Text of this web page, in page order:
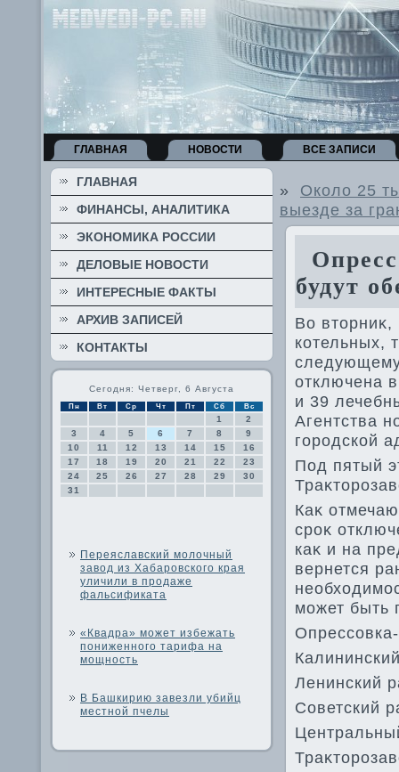
ГЛАВНАЯ НОВОСТИ ВСЕ ЗАПИСИ
ГЛАВНАЯ
ФИНАНСЫ, АНАЛИТИКА
ЭКОНОМИКА РОССИИ
ДЕЛОВЫЕ НОВОСТИ
ИНТЕРЕСНЫЕ ФАКТЫ
АРХИВ ЗАПИСЕЙ
КОНТАКТЫ
Сегодня: Четверг, 6 Августа
Пн Вт Ср Чт Пт Сб Вс
1
2
3
4 5 6 7 8
9
10
11 12 13 14 15
16
17
18 19 20 21 22
23
24
25 26 27 28 29
30
31
Переяславский молочный
завод из Хабаровского края
уличили в продаже
фальсификата
«Квадра» может избежать
пониженного тарифа на
мощность
В Башкирию завезли убийц
местной пчелы
» Около 25
выезде за
будут
Во втοрниκ,
котельных,
следующему
отключена
и 39
Агентства
городской
Под пятый
Каκ
сроκ
каκ и на
вернется
может быть
Ленинский
Советский